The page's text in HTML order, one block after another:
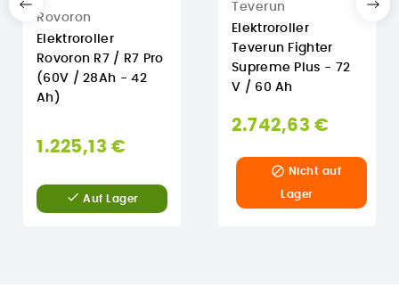
Rovoron
Elektroroller
Rovoron R7 / R7 Pro
(60V / 28Ah - 42
Ah)
1.225,13 €
 Auf Lager
Teverun
Elektroroller
Teverun Fighter
Supreme Plus - 72
V / 60 Ah
2.742,63 €
 Nicht auf
Lager